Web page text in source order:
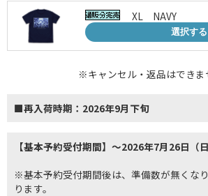
XL NAVY
選択する
※キャンセル・返品はできま
■再入荷時期：2026年9月下旬
【基本予約受付期間】～2026年7月26日（日
※基本予約受付期間後は、準備数が無くな
ります。